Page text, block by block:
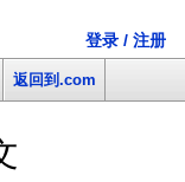
登录 / 注册
返回到.com